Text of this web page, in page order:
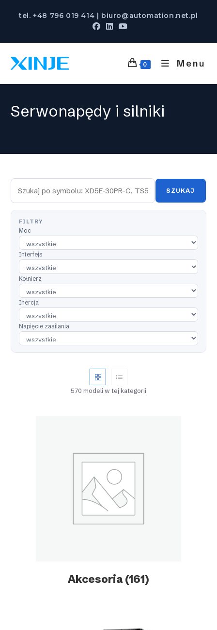
tel. +48 796 019 414 | biuro@automation.net.pl
0 Menu
Serwonapędy i silniki
SZUKAJ
FILTRY
Moc
Interfejs
Kołnierz
Inercja
Napięcie zasilania
570 modeli w tej kategorii
Akcesoria (161)